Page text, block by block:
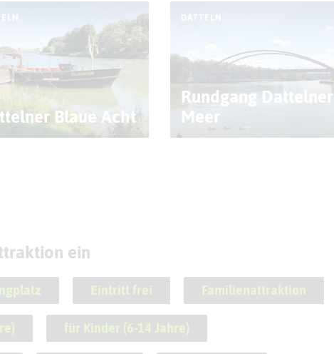
Blaue Acht
DATTELN
Rundgang Dattelner
Meer
ein
Eintritt frei Familienattraktion
für Kinder (6-14 Jahre)